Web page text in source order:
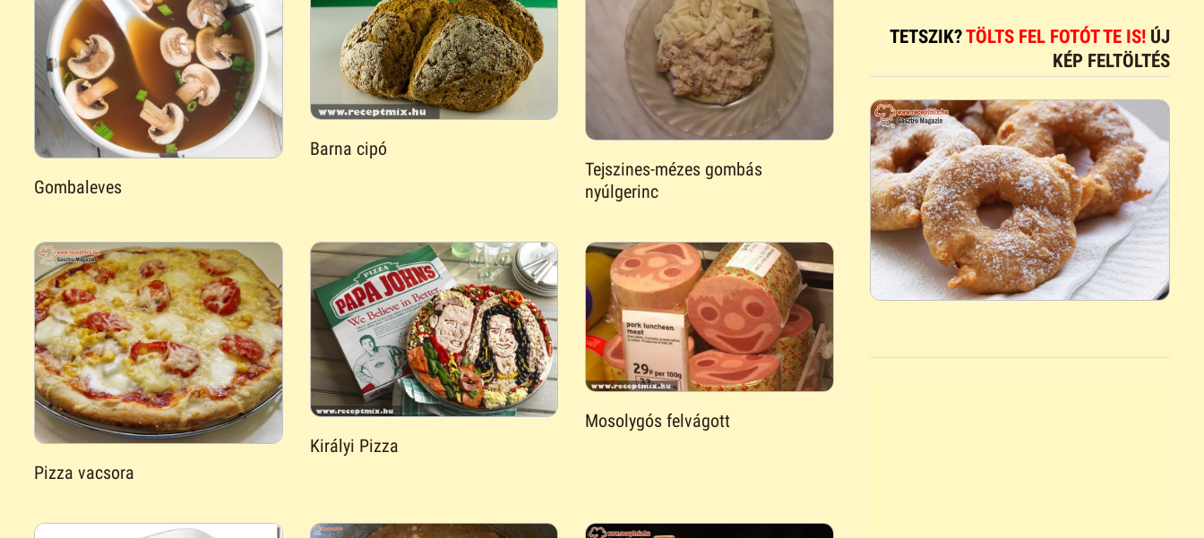
Gombaleves
Barna cipó
Tejszines-mézes gombás
nyúlgerinc
Pizza vacsora
Királyi Pizza
Mosolygós felvágott
TETSZIK?TÖLTS FEL FOTÓT TE IS! ÚJ
KÉP FELTÖLTÉS